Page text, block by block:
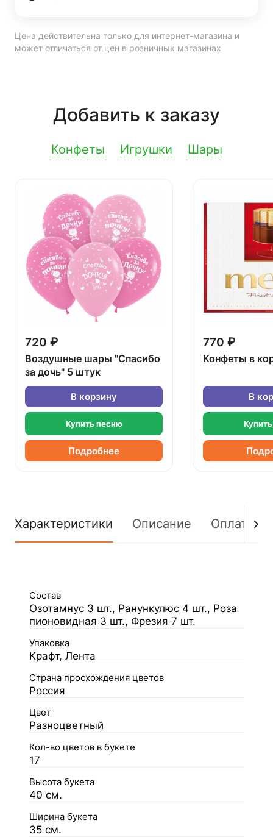
Цена действительна только для интернет-магазина и
может отличаться от цен в розничных магазинах
Добавить к заказу
Конфеты Игрушки Шары
720 ₽
Воздушные шары "Спасибо
за дочь" 5 штук
В корзину
Купить песню
Подробнее
770 ₽
Конфеты в
В
Характеристики Описание Оплата
Состав
Озотамнус 3 шт., Ранункулюс 4 шт., Роза
пионовидная 3 шт., Фрезия 7 шт.
Упаковка
Крафт, Лента
Страна просхождения цветов
Россия
Цвет
Разноцветный
Кол-во цветов в букете
17
Высота букета
40 см.
Ширина букета
35 см.